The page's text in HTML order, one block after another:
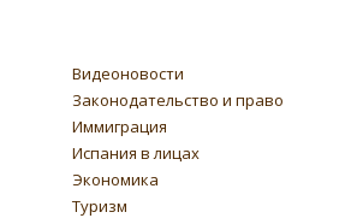
Видеоновости
Законодательство и право
Иммиграция
Испания в лицах
Экономика
Туризм